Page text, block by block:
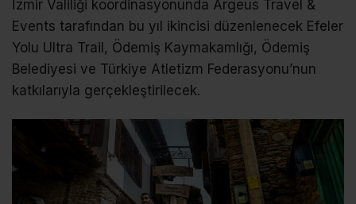
İzmir Valiliği koordinasyonunda Argeus Travel &
Events tarafından bu yıl ikincisi düzenlenecek Efeler
Yolu Ultra Trail, Ödemiş Kaymakamlığı, Ödemiş
Belediyesi ve Türkiye Atletizm Federasyonu’nun
katkılarıyla gerçekleştirilecek.